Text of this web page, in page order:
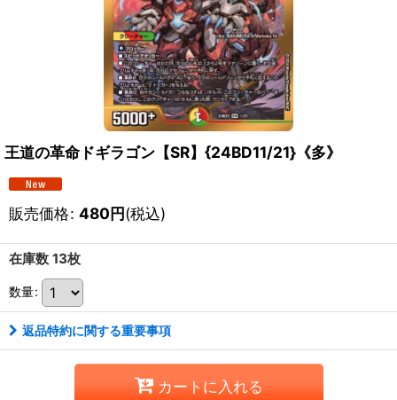
王道の革命ドギラゴン【SR】{24BD11/21}《多》
販売価格: 480円(税込)
在庫数 13枚
数量:
返品特約に関する重要事項
カートに入れる